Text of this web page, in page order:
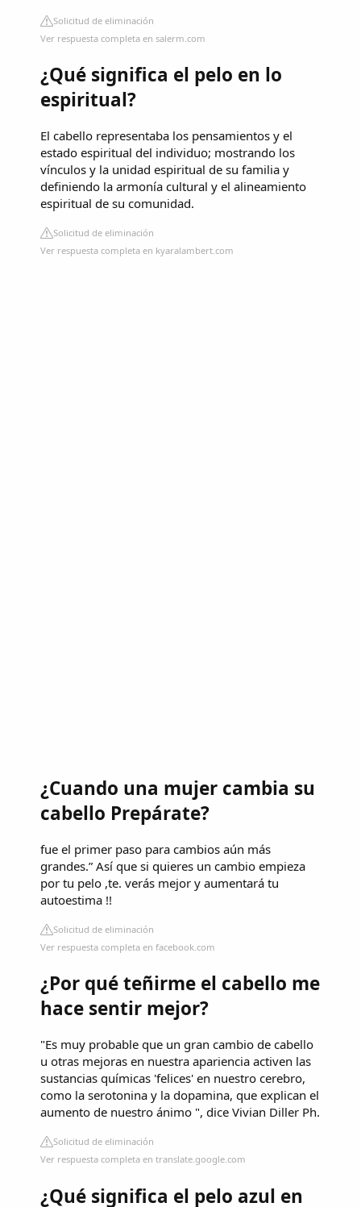
Solicitud de eliminación
Ver respuesta completa en salerm.com
¿Qué significa el pelo en lo
espiritual?
El cabello representaba los pensamientos y el
estado espiritual del individuo; mostrando los
vínculos y la unidad espiritual de su familia y
definiendo la armonía cultural y el alineamiento
espiritual de su comunidad.
Solicitud de eliminación
Ver respuesta completa en kyaralambert.com
¿Cuando una mujer cambia su
cabello Prepárate?
fue el primer paso para cambios aún más
grandes.” Así que si quieres un cambio empieza
por tu pelo ,te. verás mejor y aumentará tu
autoestima !!
Solicitud de eliminación
Ver respuesta completa en facebook.com
¿Por qué teñirme el cabello me
hace sentir mejor?
"Es muy probable que un gran cambio de cabello
u otras mejoras en nuestra apariencia activen las
sustancias químicas 'felices' en nuestro cerebro,
como la serotonina y la dopamina, que explican el
aumento de nuestro ánimo ", dice Vivian Diller Ph.
Solicitud de eliminación
Ver respuesta completa en translate.google.com
¿Qué significa el pelo azul en